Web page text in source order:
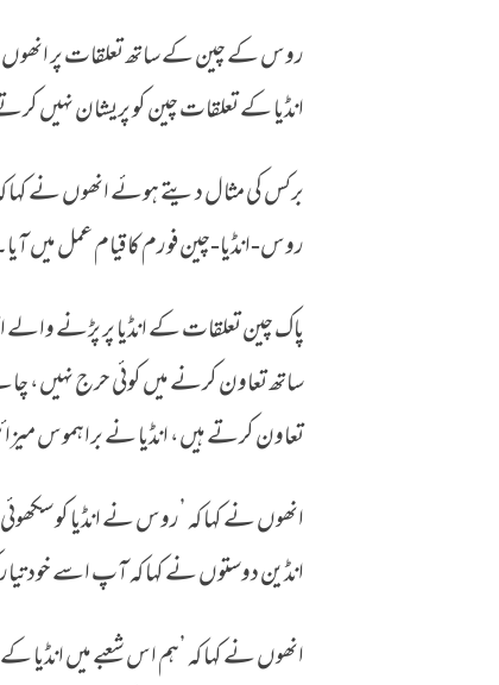
روس کے چین کے ساتھ تعلقات پر انھوں
انڈیا کے تعلقات چین کو پریشان نہیں
برکس کی مثال دیتے ہوئے انھوں نے کہا
روس-انڈیا-چین فورم کا قیام عمل میں
پاک چین تعلقات کے انڈیا پر پڑنے
ساتھ تعاون کرنے میں کوئی حرج نہیں،
تعاون کرتے ہیں، انڈیا نے براہموس
انڈین دوستوں نے کہا کہ آپ اسے خود
انھوں نے کہا کہ ’ہم اس شعبے میں